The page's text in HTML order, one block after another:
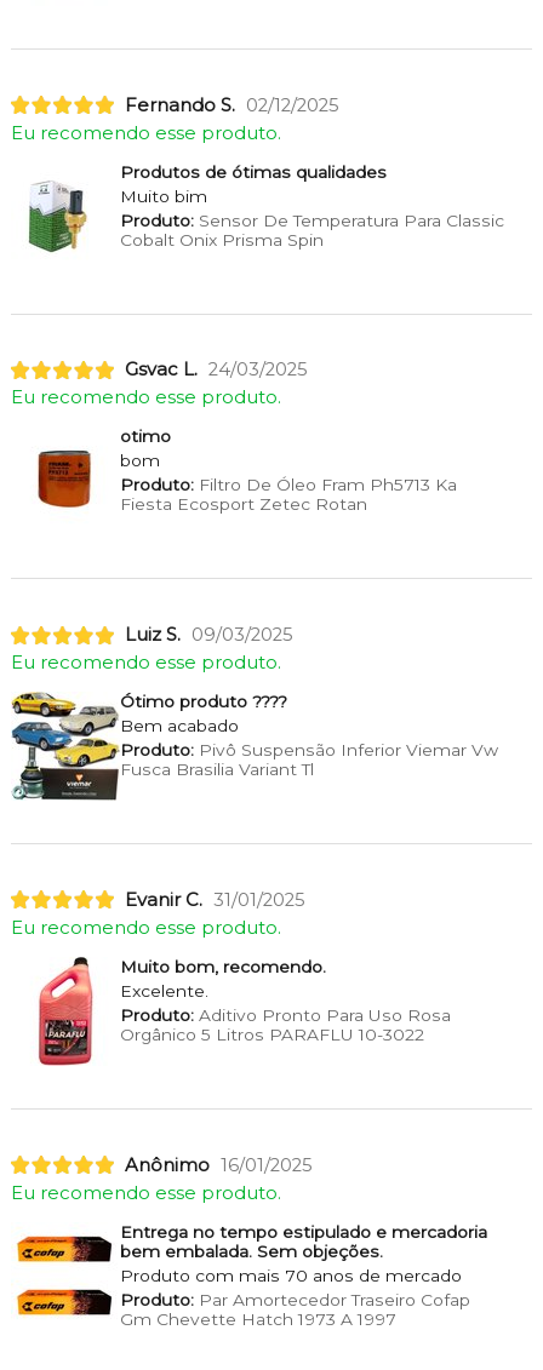
Fernando S. 02/12/2025
Eu recomendo esse produto.
Produtos de ótimas qualidades
Muito bim
Produto:Sensor De Temperatura Para Classic
Cobalt Onix Prisma Spin
Gsvac L. 24/03/2025
Eu recomendo esse produto.
otimo
bom
Produto:Filtro De Óleo Fram Ph5713 Ka
Fiesta Ecosport Zetec Rotan
Luiz S. 09/03/2025
Eu recomendo esse produto.
Ótimo produto ????
Bem acabado
Produto:Pivô Suspensão Inferior Viemar Vw
Fusca Brasilia Variant Tl
Evanir C. 31/01/2025
Eu recomendo esse produto.
Muito bom, recomendo.
Excelente.
Produto:Aditivo Pronto Para Uso Rosa
Orgânico 5 Litros PARAFLU 10-3022
Anônimo 16/01/2025
Eu recomendo esse produto.
Entrega no tempo estipulado e mercadoria
bem embalada. Sem objeções.
Produto com mais 70 anos de mercado
Produto:Par Amortecedor Traseiro Cofap
Gm Chevette Hatch 1973 A 1997